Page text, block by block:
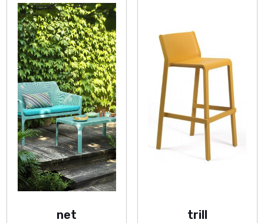
net trill